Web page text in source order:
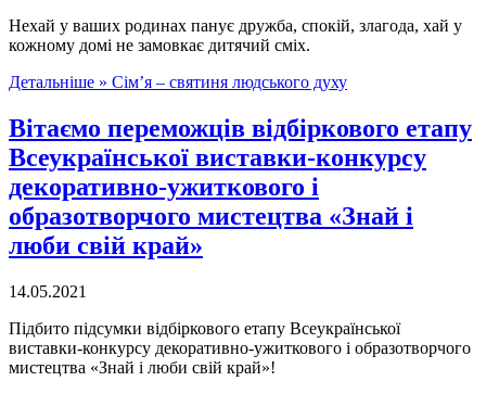
Нехай у ваших родинах панує дружба, спокій, злагода, хай у
кожному домі не замовкає дитячий сміх.
Детальніше » Сім’я – святиня людського духу
Вітаємо переможців відбіркового етапу
Всеукраїнської виставки-конкурсу
декоративно-ужиткового і
образотворчого мистецтва «Знай і
люби свій край»
14.05.2021
Підбито підсумки відбіркового етапу Всеукраїнської
виставки-конкурсу декоративно-ужиткового і образотворчого
мистецтва «Знай і люби свій край»!